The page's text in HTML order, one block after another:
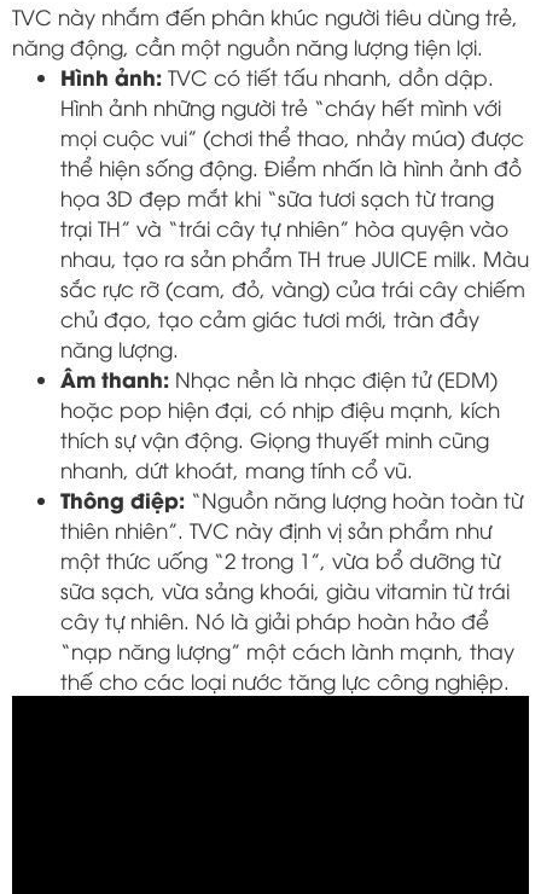
TVC này nhắm đến phân khúc người tiêu dùng trẻ,
năng động, cần một nguồn năng lượng tiện lợi.
Hình ảnh: TVC có tiết tấu nhanh, dồn dập.
Hình ảnh những người trẻ “cháy hết mình với
mọi cuộc vui” (chơi thể thao, nhảy múa) được
thể hiện sống động. Điểm nhấn là hình ảnh đồ
họa 3D đẹp mắt khi “sữa tươi sạch từ trang
trại TH” và “trái cây tự nhiên” hòa quyện vào
nhau, tạo ra sản phẩm TH true JUICE milk. Màu
sắc rực rỡ (cam, đỏ, vàng) của trái cây chiếm
chủ đạo, tạo cảm giác tươi mới, tràn đầy
năng lượng.
Âm thanh: Nhạc nền là nhạc điện tử (EDM)
hoặc pop hiện đại, có nhịp điệu mạnh, kích
thích sự vận động. Giọng thuyết minh cũng
nhanh, dứt khoát, mang tính cổ vũ.
Thông điệp: “Nguồn năng lượng hoàn toàn từ
thiên nhiên”. TVC này định vị sản phẩm như
một thức uống “2 trong 1”, vừa bổ dưỡng từ
sữa sạch, vừa sảng khoái, giàu vitamin từ trái
cây tự nhiên. Nó là giải pháp hoàn hảo để
“nạp năng lượng” một cách lành mạnh, thay
thế cho các loại nước tăng lực công nghiệp.